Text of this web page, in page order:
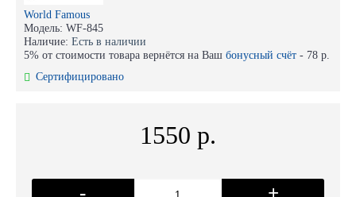
World Famous
Модель: WF-845
Наличие: Есть в наличии
5% от стоимости товара вернётся на Ваш бонусный счёт - 78 р.
Сертифицировано
1550 р.
- +